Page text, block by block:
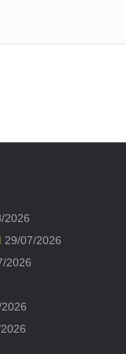
2026
29/07/2026
2026